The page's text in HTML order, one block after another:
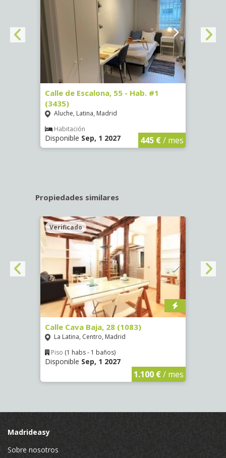
Calle de Escalona, 55 - Hab. #1
(3435)
Aluche, Latina, Madrid
Habitación
Disponible Sep, 1 2027 445 €/ mes
Propiedades similares
Verificado
Calle Cava Baja, 28 (1083)
La Latina, Centro, Madrid
Piso (1 habs - 1 baños)
Disponible Sep, 1 2027
1.100 €/ mes
Madrideasy
Sobre nosotros